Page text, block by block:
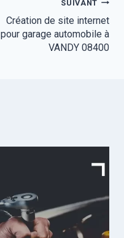
SUIVANT
Création de site internet
pour garage automobile à
VANDY 08400